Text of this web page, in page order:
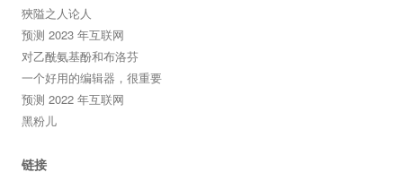
狹隘之人论人
预测 2023 年互联网
对乙酰氨基酚和布洛芬
一个好用的编辑器，很重要
预测 2022 年互联网
黑粉儿
链接